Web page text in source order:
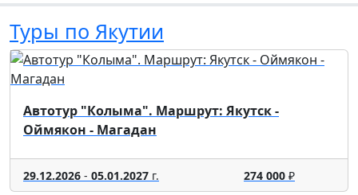
Туры по Якутии
Автотур "Колыма". Маршрут: Якутск -
Оймякон - Магадан
29.12.2026 - 05.01.2027 г. 274 000₽